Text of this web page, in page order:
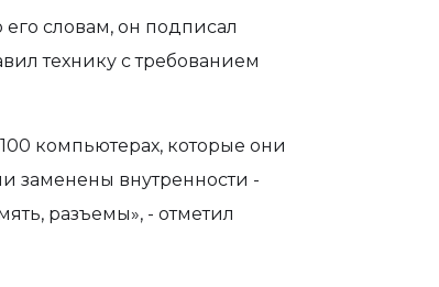
словам, он подписал
технику с требованием
компьютерах, которые они
заменены внутренности -
разъемы», - отметил